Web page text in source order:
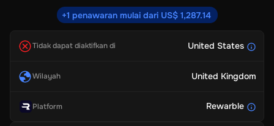
+1 penawaran mulai dari US$ 1,287.14
Tidak dapat diaktifkan di United States
Wilayah United Kingdom
Platform Rewarble